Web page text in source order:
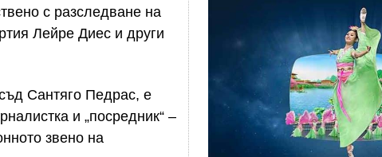
с разследване на
Лейре Диес и други
Сантяго Педрас, е
и „посредник“ –
звено на